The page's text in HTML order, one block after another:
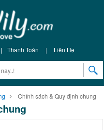
| Thanh Toán | Liên Hệ
Chính sách & Quy định chung